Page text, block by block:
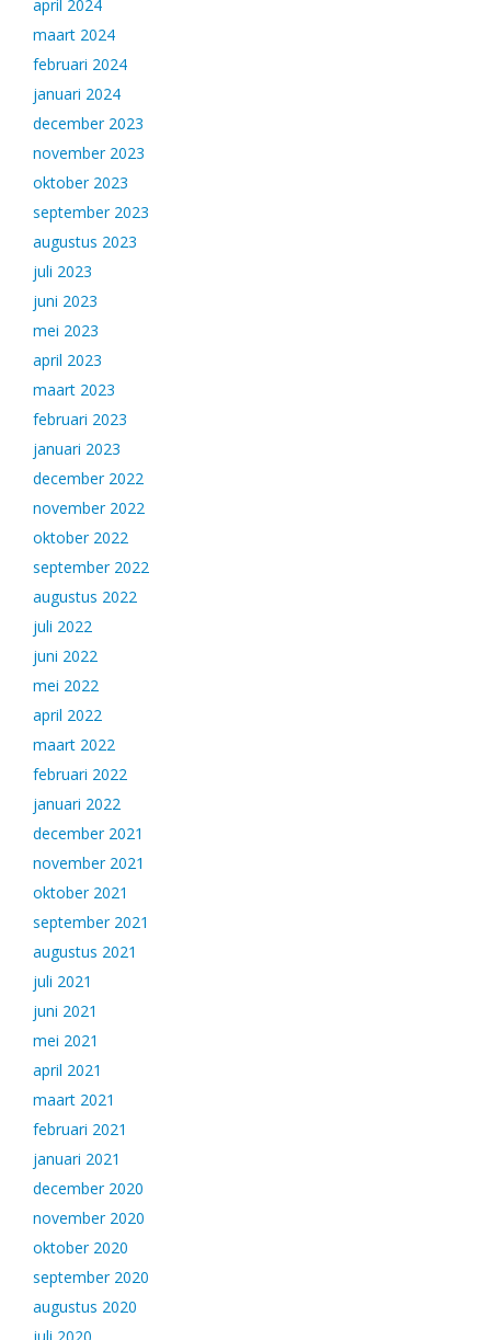
april 2024
maart 2024
februari 2024
januari 2024
december 2023
november 2023
oktober 2023
september 2023
augustus 2023
juli 2023
juni 2023
mei 2023
april 2023
maart 2023
februari 2023
januari 2023
december 2022
november 2022
oktober 2022
september 2022
augustus 2022
juli 2022
juni 2022
mei 2022
april 2022
maart 2022
februari 2022
januari 2022
december 2021
november 2021
oktober 2021
september 2021
augustus 2021
juli 2021
juni 2021
mei 2021
april 2021
maart 2021
februari 2021
januari 2021
december 2020
november 2020
oktober 2020
september 2020
augustus 2020